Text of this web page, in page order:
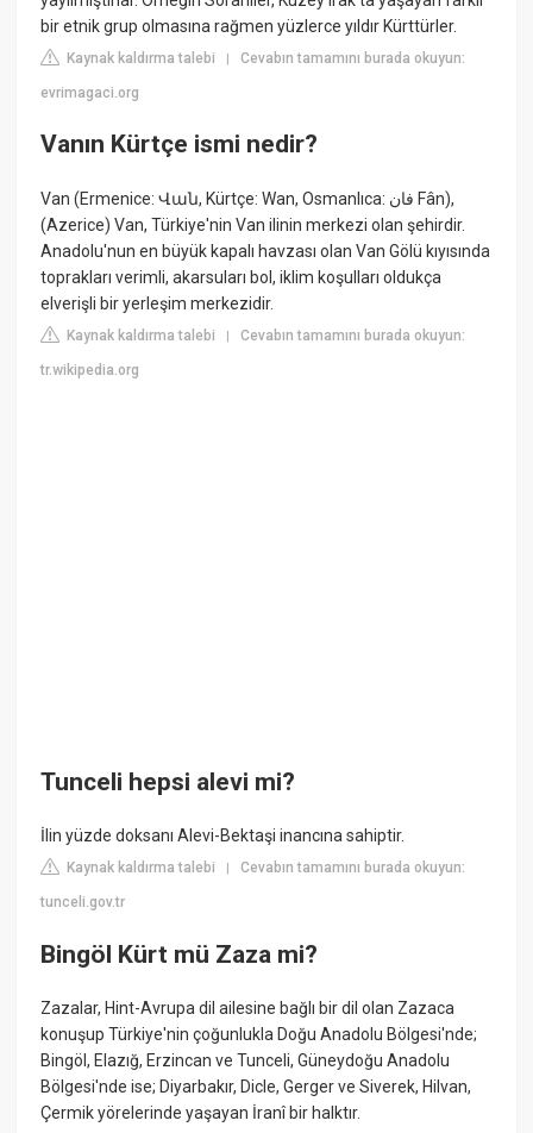
bir etnik grup olmasına rağmen yüzlerce yıldır Kürttürler.
Kaynak kaldırma talebi |Cevabın tamamını burada okuyun:
evrimagaci.org
Vanın Kürtçe ismi nedir?
Van (Ermenice: Վան, Kürtçe: Wan, Osmanlıca: فان Fân),
(Azerice) Van, Türkiye'nin Van ilinin merkezi olan şehirdir.
Anadolu'nun en büyük kapalı havzası olan Van Gölü kıyısında
toprakları verimli, akarsuları bol, iklim koşulları oldukça
elverişli bir yerleşim merkezidir.
Kaynak kaldırma talebi |Cevabın tamamını burada okuyun:
tr.wikipedia.org
Tunceli hepsi alevi mi?
İlin yüzde doksanı Alevi-Bektaşi inancına sahiptir.
Kaynak kaldırma talebi |Cevabın tamamını burada okuyun:
tunceli.gov.tr
Bingöl Kürt mü Zaza mi?
Zazalar, Hint-Avrupa dil ailesine bağlı bir dil olan Zazaca
konuşup Türkiye'nin çoğunlukla Doğu Anadolu Bölgesi'nde;
Bingöl, Elazığ, Erzincan ve Tunceli, Güneydoğu Anadolu
Bölgesi'nde ise; Diyarbakır, Dicle, Gerger ve Siverek, Hilvan,
Çermik yörelerinde yaşayan İranî bir halktır.